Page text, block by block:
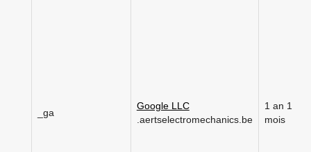
_ga
Google LLC
.aertselectromechanics.be
1 an 1
mois